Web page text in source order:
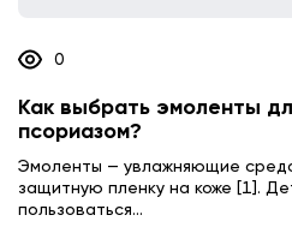
0
Как выбрать эмоленты
псориазом?
Эмоленты — увлажняющие
защитную пленку на коже [1].
пользоваться...